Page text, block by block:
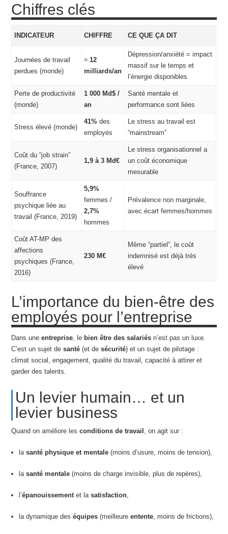
Chiffres clés
INDICATEUR CHIFFRE CE QUE ÇA DIT
Journées de travail
perdues (monde)
≈12
milliards/an
Dépression/anxiété = impact
massif sur le temps et
l’énergie disponibles
Perte de productivité
(monde)
1 000 Md$ /
an
Santé mentale et
performance sont liées
Stress élevé (monde)
41% des
employés
Le stress au travail est
“mainstream”
Coût du “job strain”
(France, 2007)
1,9 à 3 Md€
Le stress organisationnel a
un coût économique
mesurable
Souffrance
psychique liée au
travail (France, 2019)
5,9%
femmes /
2,7%
hommes
Prévalence non marginale,
avec écart femmes/hommes
Coût AT-MP des
affections
psychiques (France,
2016)
230 M€
Même “partiel”, le coût
indemnisé est déjà très
élevé
L’importance du bien-être des
employés pour l’entreprise
Dans uneentreprise, le bien être des salariés n’est pas un luxe.
C’est un sujet desanté (et desécurité) et un sujet de pilotage :
climat social, engagement, qualité du travail, capacité à attirer et
garder des talents.
Un levier humain… et un
levier business
Quand on améliore lesconditions de travail , on agit sur :
lasanté physique et mentale (moins d’usure, moins de tension),
lasanté mentale (moins de charge invisible, plus de repères),
l’épanouissementet lasatisfaction,
la dynamique deséquipes (meilleureentente, moins de frictions),